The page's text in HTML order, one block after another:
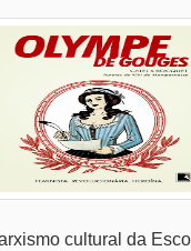
cultural da